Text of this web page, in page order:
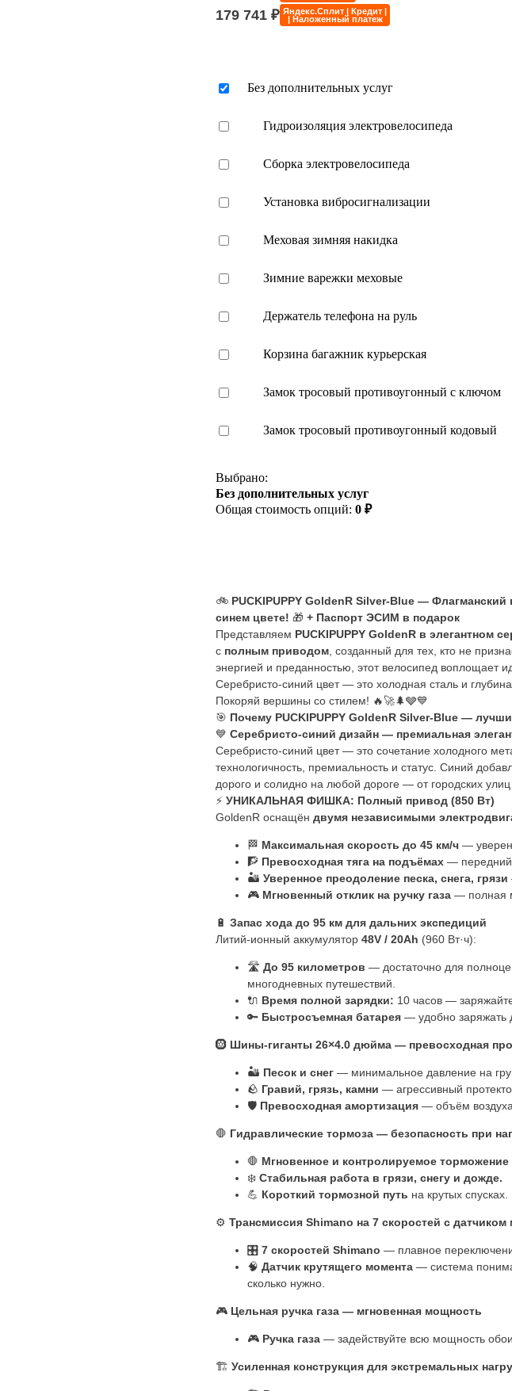
179 741 ₽ Яндекс.Сплит | Кредит |
| Наложенный платеж
Без дополнительных услуг
Гидроизоляция электровелосипеда
Сборка электровелосипеда
Установка вибросигнализации
Меховая зимняя накидка
Зимние варежки меховые
Держатель телефона на руль
Корзина багажник курьерская
Замок тросовый противоугонный с ключом
Замок тросовый противоугонный кодовый
Выбрано:
Без дополнительных услуг
Общая стоимость опций: 0 ₽
🚲 PUCKIPUPPY GoldenR Silver-Blue —
синем цвете! 🎁 + Паспорт ЭСИМ в подарок
Представляем PUCKIPUPPY GoldenR в элегантном
с полным приводом , созданный для тех, кто не
энергией и преданностью, этот велосипед воплощает
Серебристо-синий цвет — это холодная сталь и
Покоряй вершины со стилем! 🔥🚀🌲🩶💙
🎯 Почему PUCKIPUPPY GoldenR Silver-Blue —
💙 Серебристо-синий дизайн — премиальная
Серебристо-синий цвет — это сочетание холодного
технологичность, премиальность и статус. Синий
дорого и солидно на любой дороге — от городских
⚡ УНИКАЛЬНАЯ ФИШКА: Полный привод (850 Вт)
GoldenR оснащён двумя независимыми
🏁 Максимальная скорость до 45 км/ч —
🧗 Превосходная тяга на подъёмах — передний
🏜️ Уверенное преодоление песка, снега, грязи
🎮 Мгновенный отклик на ручку газа — полная
🔋 Запас хода до 95 км для дальних экспедиций
Литий-ионный аккумулятор 48V / 20Ah (960 Вт·ч):
🛣️ До 95 километров — достаточно для
многодневных путешествий.
🔌 Время полной зарядки: 10 часов —
🔑 Быстросъемная батарея — удобно заряжать
🛞 Шины-гиганты 26×4.0 дюйма — превосходная
🏜️ Песок и снег — минимальное давление на
🪨 Гравий, грязь, камни — агрессивный
🛡️ Превосходная амортизация — объём
🛑 Гидравлические тормоза — безопасность при
🛑 Мгновенное и контролируемое торможение
❄️ Стабильная работа в грязи, снегу и дожде.
💪 Короткий тормозной путь на крутых спусках.
⚙️ Трансмиссия Shimano на 7 скоростей с датчиком
🎛️ 7 скоростей Shimano — плавное
🧠 Датчик крутящего момента — система
сколько нужно.
🎮 Цельная ручка газа — мгновенная мощность
🎮 Ручка газа — задействуйте всю мощность
🏗 Усиленная конструкция для экстремальных